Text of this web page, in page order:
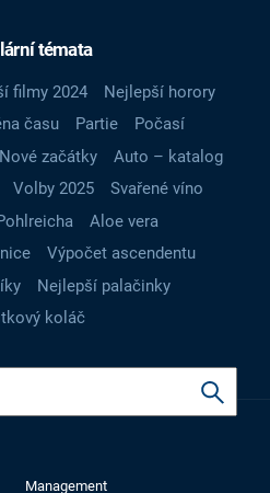
témata
filmy 2024
Nejlepší horory
času Partie
Počasí
začátky
Auto – katalog
Volby 2025
Svařené víno
Aloe vera
Výpočet ascendentu
Nejlepší palačinky
koláč
Management